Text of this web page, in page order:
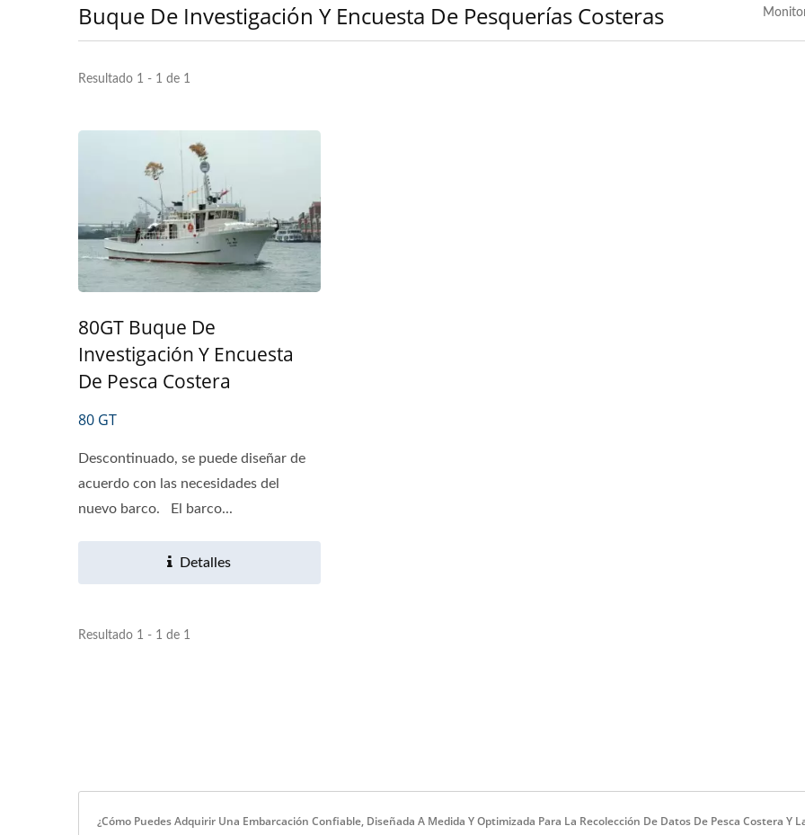
Buque De Investigación Y Encuesta De Pesquerías Costeras
Resultado 1 - 1 de 1
80GT Buque De
Investigación Y Encuesta
De Pesca Costera
80 GT
Descontinuado, se puede diseñar de
acuerdo con las necesidades del
nuevo barco. El barco...
Detalles
Resultado 1 - 1 de 1
Barco De Atún De Línea Larga
¿Cómo Puedes Adquirir Una Embarcación Confiable, Diseñada A Medida Y Optimizada Para La Recolección De Datos De Pesca Costera Y